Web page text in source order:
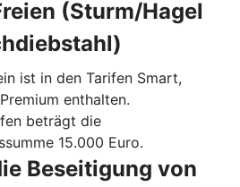
(Sturm/Hagel
ist in den Tarifen Smart,
enthalten.
beträgt die
15.000 Euro.
Beseitigung von